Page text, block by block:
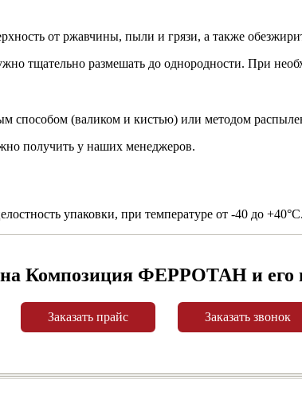
от ржавчины, пыли и грязи, а также
тщательно размешать до однородности. При
способом (валиком и кистью) или методом
получить у наших менеджеров.
упаковки, при температуре от -40 до +40°С.
на Композиция ФЕРРОТАН и его
Заказать прайс Заказать звонок